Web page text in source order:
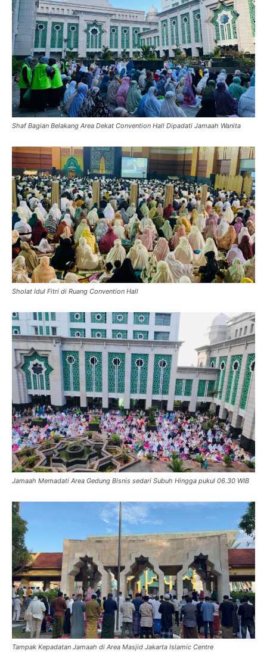
Shaf Bagian Belakang Area Dekat Convention Hall Dipadati Jamaah Wanita
Sholat Idul Fitri di Ruang Convention Hall
Jamaah Memadati Area Gedung Bisnis sedari Subuh Hingga pukul 06.30 WIB
Tampak Kepadatan Jamaah di Area Masjid Jakarta Islamic Centre